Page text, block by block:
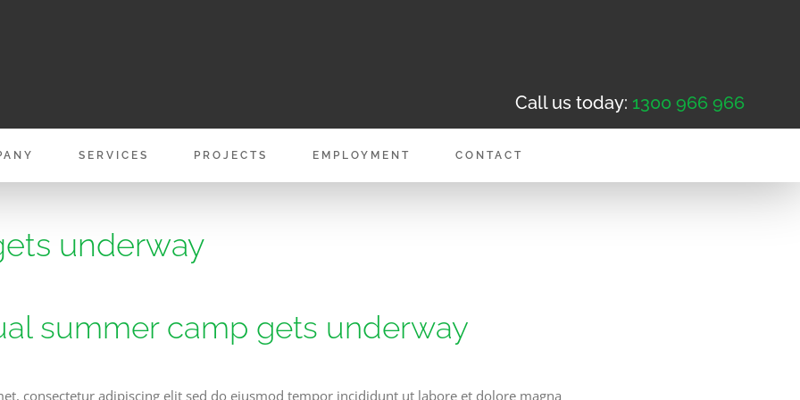
Call us today: 1300 966 966
SERVICES PROJECTS EMPLOYMENT CONTACT
underway
summer camp gets underway
consectetur adipiscing elit sed do eiusmod tempor incididunt ut labore et dolore magna